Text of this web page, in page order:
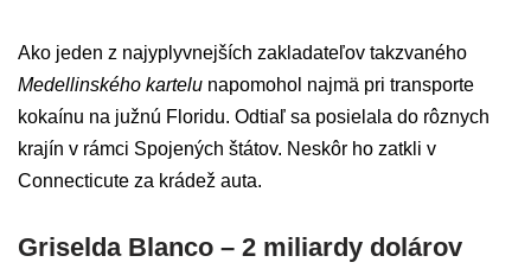
Ako jeden z najyplyvnejších zakladateľov takzvaného
Medellinského kartelu napomohol najmä pri transporte
kokaínu na južnú Floridu. Odtiaľ sa posielala do rôznych
krajín v rámci Spojených štátov. Neskôr ho zatkli v
Connecticute za krádež auta.
Griselda Blanco – 2 miliardy dolárov